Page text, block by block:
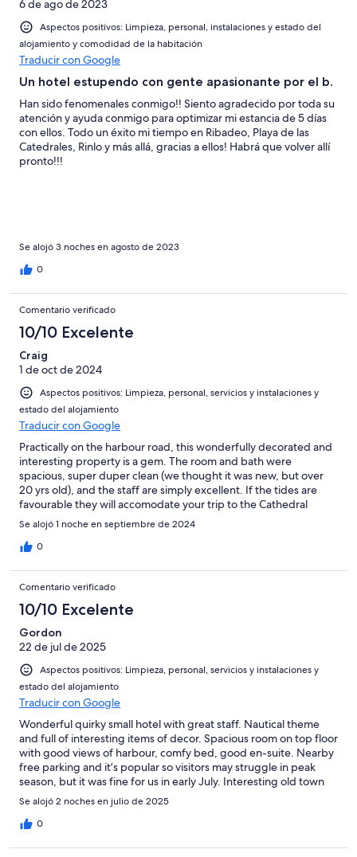
Normal
Mediocre
de
Horrible
6 de ago de 2023
Aspectos positivos: Limpieza, personal, instalaciones y estado del
alojamiento y comodidad de la habitación
Traducir con Google
Un hotel estupendo con gente apasionante por el b.
Han sido fenomenales conmigo!! Siento agradecido por toda su
atención y ayuda conmigo para optimizar mi estancia de 5 días
con ellos. Todo un éxito mi tiempo en Ribadeo, Playa de las
Catedrales, Rinlo y más allá, gracias a ellos! Habrá que volver allí
pronto!!!
Se alojó 3 noches en agosto de 2023
0
Comentario verificado
10/10 Excelente
Craig
1 de oct de 2024
Aspectos positivos: Limpieza, personal, servicios y instalaciones y
estado del alojamiento
Traducir con Google
Practically on the harbour road, this wonderfully decorated and
interesting property is a gem. The room and bath were
spacious, super duper clean (we thought it was new, but over
20 yrs old), and the staff are simply excellent. If the tides are
favourable they will accomodate your trip to the Cathedral
Beach. Our BIGGEST REGRET about this property is that we
could only stay one night!
Se alojó 1 noche en septiembre de 2024
0
Comentario verificado
10/10 Excelente
Gordon
22 de jul de 2025
Aspectos positivos: Limpieza, personal, servicios y instalaciones y
estado del alojamiento
Traducir con Google
Wonderful quirky small hotel with great staff. Nautical theme
and full of interesting items of decor. Spacious room on top floor
with good views of harbour, comfy bed, good en-suite. Nearby
free parking and it’s popular so visitors may struggle in peak
season, but it was fine for us in early July. Interesting old town
but a word of warning to visitors - most restaurants seem to
close the kitchen around 8pm, so dine early!! We were caught
out twice in two days (there are some that don't close early btw,
Se alojó 2 noches en julio de 2025
0